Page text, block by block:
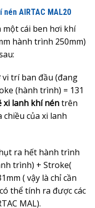
AIRTAC MAL20
một cái ben hơi khí
hành trình 250mm)
trí ban đầu (đang
(hành trình) = 131
xi lanh khí néntrên
chiều của xi lanh
ra hết hành trình
trình) + Stroke(
( vậy là chỉ cần
thể tính ra được các
MAL).